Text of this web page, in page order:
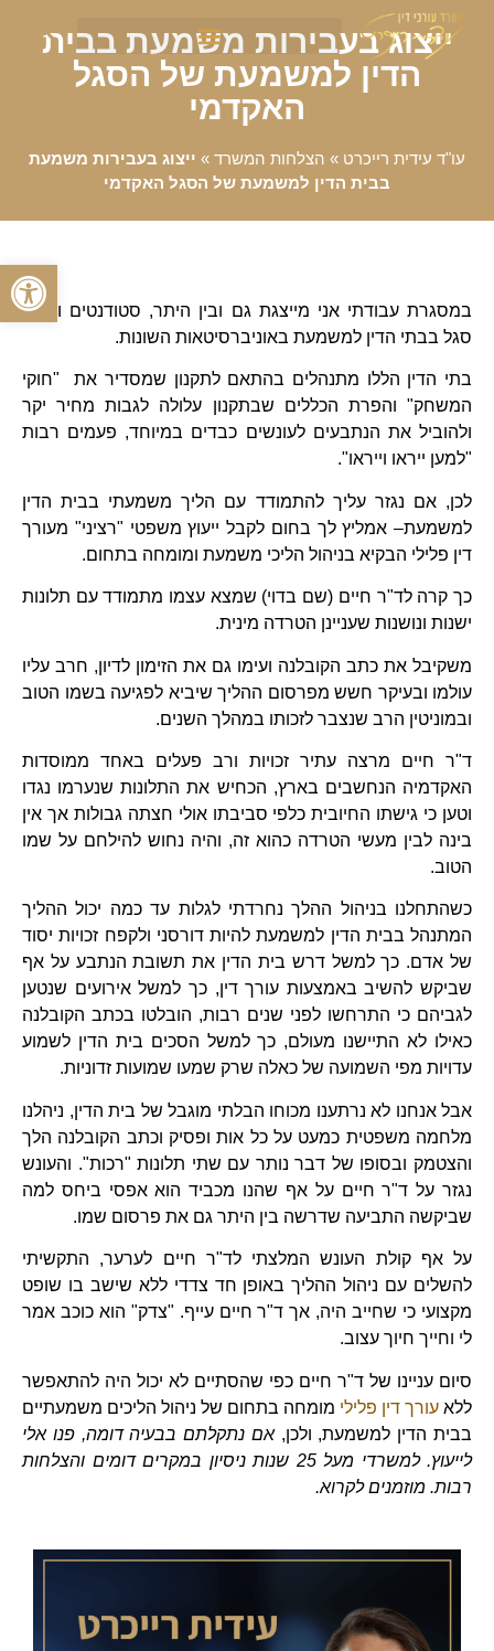
ייצוג בעבירות משמעת בבית
הדין למשמעת של הסגל
האקדמי
עו"ד עידית רייכרט » הצלחות המשרד » ייצוג בעבירות משמעת
בבית הדין למשמעת של הסגל האקדמי
במסגרת עבודתי אני מייצגת גם ובין היתר, סטודנטים ואנשי
סגל בבתי הדין למשמעת באוניברסיטאות השונות.
בתי הדין הללו מתנהלים בהתאם לתקנון שמסדיר את "חוקי
המשחק" והפרת הכללים שבתקנון עלולה לגבות מחיר יקר
ולהוביל את הנתבעים לעונשים כבדים במיוחד, פעמים רבות
"למען ייראו וייראו".
לכן, אם נגזר עליך להתמודד עם הליך משמעתי בבית הדין
למשמעת– אמליץ לך בחום לקבל ייעוץ משפטי "רציני" מעורך
דין פלילי הבקיא בניהול הליכי משמעת ומומחה בתחום.
כך קרה לד"ר חיים (שם בדוי) שמצא עצמו מתמודד עם תלונות
ישנות ונושנות שעניינן הטרדה מינית.
משקיבל את כתב הקובלנה ועימו גם את הזימון לדיון, חרב עליו
עולמו ובעיקר חשש מפרסום ההליך שיביא לפגיעה בשמו הטוב
ובמוניטין הרב שנצבר לזכותו במהלך השנים.
ד"ר חיים מרצה עתיר זכויות ורב פעלים באחד ממוסדות
האקדמיה הנחשבים בארץ, הכחיש את התלונות שנערמו נגדו
וטען כי גישתו החיובית כלפי סביבתו אולי חצתה גבולות אך אין
בינה לבין מעשי הטרדה כהוא זה, והיה נחוש להילחם על שמו
הטוב.
כשהתחלנו בניהול ההלך נחרדתי לגלות עד כמה יכול ההליך
המתנהל בבית הדין למשמעת להיות דורסני ולקפח זכויות יסוד
של אדם. כך למשל דרש בית הדין את תשובת הנתבע על אף
שביקש להשיב באמצעות עורך דין, כך למשל אירועים שנטען
לגביהם כי התרחשו לפני שנים רבות, הובלטו בכתב הקובלנה
כאילו לא התיישנו מעולם, כך למשל הסכים בית הדין לשמוע
עדויות מפי השמועה של כאלה שרק שמעו שמועות זדוניות.
אבל אנחנו לא נרתענו מכוחו הבלתי מוגבל של בית הדין, ניהלנו
מלחמה משפטית כמעט על כל אות ופסיק וכתב הקובלנה הלך
והצטמק ובסופו של דבר נותר עם שתי תלונות "רכות". והעונש
נגזר על ד"ר חיים על אף שהנו מכביד הוא אפסי ביחס למה
שביקשה התביעה שדרשה בין היתר גם את פרסום שמו.
על אף קולת העונש המלצתי לד"ר חיים לערער, התקשיתי
להשלים עם ניהול ההליך באופן חד צדדי ללא שישב בו שופט
מקצועי כי שחייב היה, אך ד"ר חיים עייף. "צדק" הוא כוכב אמר
לי וחייך חיוך עצוב.
סיום עניינו של ד"ר חיים כפי שהסתיים לא יכול היה להתאפשר
ללא עורך דין פלילי מומחה בתחום של ניהול הליכים משמעתיים
בבית הדין למשמעת, ולכן,אם נתקלתם בבעיה דומה, פנו אלי
לייעוץ. למשרדי מעל 25 שנות ניסיון במקרים דומים והצלחות
רבות. מוזמנים לקרוא.
פתח